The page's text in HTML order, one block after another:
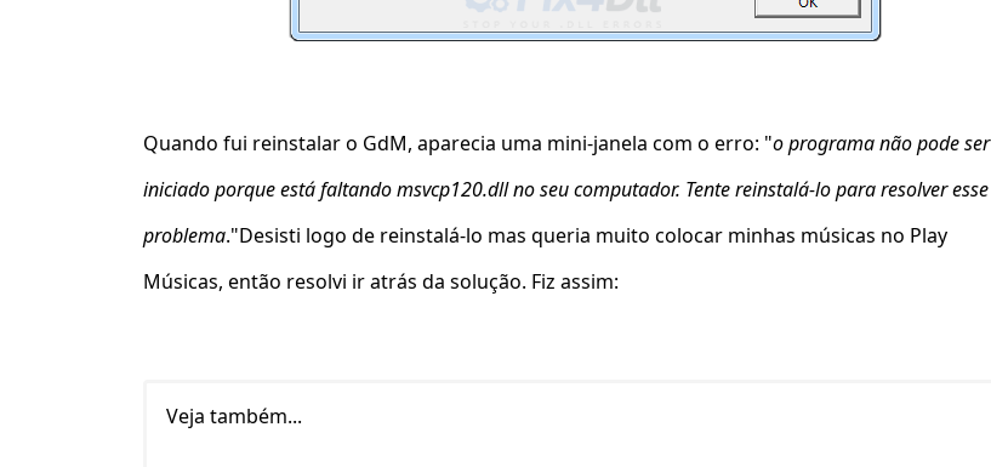
Quando fui reinstalar o GdM, aparecia uma mini-janela com o erro: "o programa não pode ser
iniciado porque está faltando msvcp120.dll no seu computador. Tente reinstalá-lo para resolver esse
problema."Desisti logo de reinstalá-lo mas queria muito colocar minhas músicas no Play
Músicas, então resolvi ir atrás da solução. Fiz assim:
Veja também...